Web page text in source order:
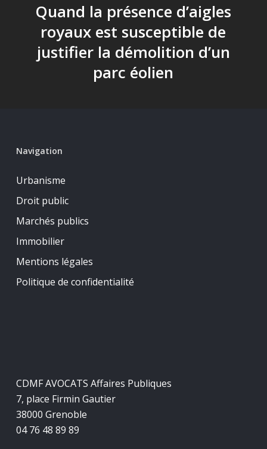
Quand la présence d’aigles
royaux est susceptible de
justifier la démolition d’un
parc éolien
Navigation
Urbanisme
Droit public
Marchés publics
Immobilier
Mentions légales
Politique de confidentialité
CDMF AVOCATS Affaires Publiques
7, place Firmin Gautier
38000 Grenoble
04 76 48 89 89